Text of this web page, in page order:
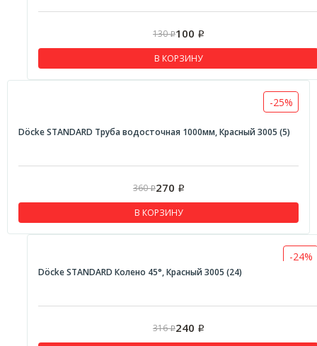
130Р100 Р
В КОРЗИНУ
-25%
Döcke STANDARD Труба водосточная 1000мм, Красный 3005 (5)
360Р270 Р
В КОРЗИНУ
-24%
Döcke STANDARD Колено 45°, Красный 3005 (24)
316Р240 Р